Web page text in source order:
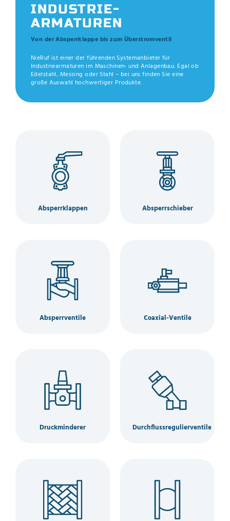
INDUSTRIE-
ARMATUREN
Von der Absperrklappe bis zum Überstromventil
NieRuf ist einer der führenden Systemanbieter für
Industriearmaturen im Maschinen- und Anlagenbau. Egal ob
Edelstahl, Messing oder Stahl – bei uns finden Sie eine
große Auswahl hochwertiger Produkte.
Absperrklappen Absperrschieber
Absperrventile Coaxial-Ventile
Druckminderer Durchflussregulierventile